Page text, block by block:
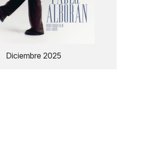
Diciembre 2025